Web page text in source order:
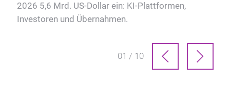
2026 5,6 Mrd. US-Dollar ein: KI-Plattformen,
Investoren und Übernahmen.
01 / 10